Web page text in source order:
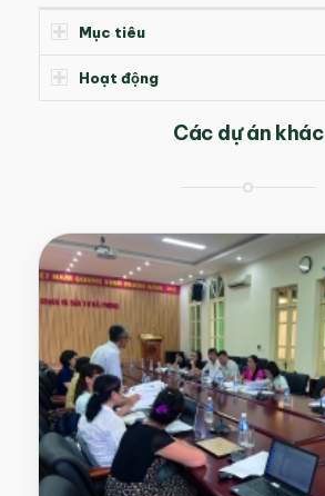
Mục tiêu
Hoạt động
Các dự án khác